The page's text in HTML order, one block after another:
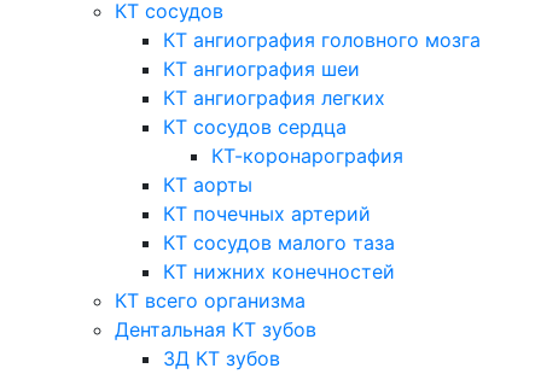
КТ сосудов
КТ ангиография головного мозга
КТ ангиография шеи
КТ ангиография легких
КТ сосудов сердца
КТ-коронарография
КТ аорты
КТ почечных артерий
КТ сосудов малого таза
КТ нижних конечностей
КТ всего организма
Дентальная КТ зубов
3Д КТ зубов